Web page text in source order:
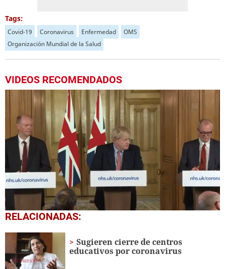
Tags:
Covid-19 Coronavirus Enfermedad
OMS
Organización Mundial de la Salud
VIDEOS RECOMENDADOS
0
seconds
minute,
5
seconds
RELACIONADAS:
Sugieren cierre de centros
educativos por coronavirus